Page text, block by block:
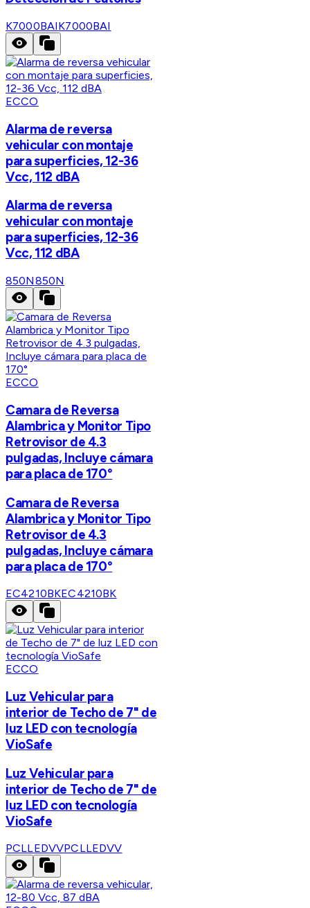
K7000BAIK7000BAI
ECCO
Alarma de reversa
vehicular con montaje
para superficies, 12-36
Vcc, 112 dBA
Alarma de reversa
vehicular con montaje
para superficies, 12-36
Vcc, 112 dBA
850N850N
ECCO
Camara de Reversa
Alambrica y Monitor Tipo
Retrovisor de 4.3
pulgadas, Incluye cámara
para placa de 170°
Camara de Reversa
Alambrica y Monitor Tipo
Retrovisor de 4.3
pulgadas, Incluye cámara
para placa de 170°
EC4210BKEC4210BK
ECCO
Luz Vehicular para
interior de Techo de 7" de
luz LED con tecnología
VioSafe
Luz Vehicular para
interior de Techo de 7" de
luz LED con tecnología
VioSafe
PCLLEDVVPCLLEDVV